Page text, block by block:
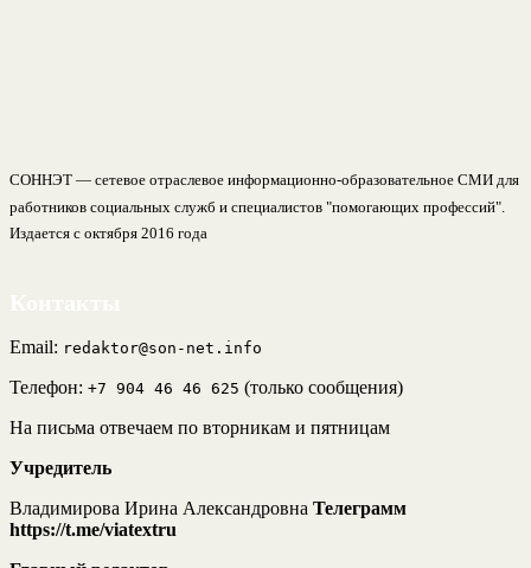
СОННЭТ — сетевое отраслевое информационно-образовательное СМИ для
работников социальных служб и специалистов "помогающих профессий".
Издается с октября 2016 года
Email: redaktor@son-net.info
Телефон: +7 904 46 46 625 (только сообщения)
На письма отвечаем по вторникам и пятницам
Учредитель
Владимирова Ирина Александровна Телеграмм
https://t.me/viatextru